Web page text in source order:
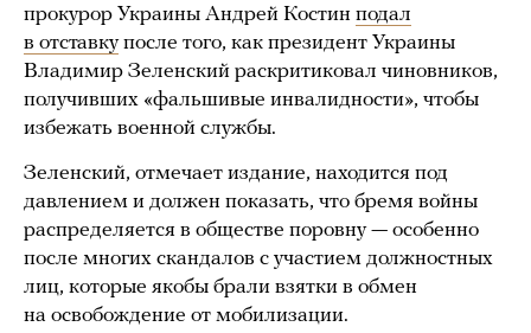
прокурор Украины Андрей Костин подал
в отставкупосле того, как президент Украины
Владимир Зеленский раскритиковал чиновников,
получивших «фальшивые инвалидности», чтобы
избежать военной службы.
Зеленский, отмечает издание, находится под
давлением и должен показать, что бремя войны
распределяется в обществе поровну — особенно
после многих скандалов с участием должностных
лиц, которые якобы брали взятки в обмен
на освобождение от мобилизации.